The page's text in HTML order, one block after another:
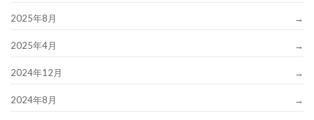
2025年8月
2025年4月
2024年12月
2024年8月